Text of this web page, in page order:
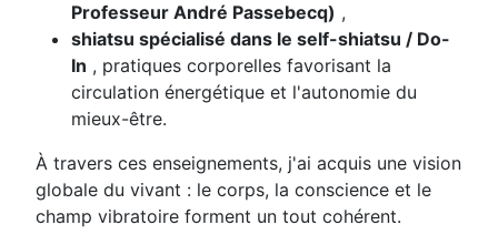
Professeur André Passebecq) ,
shiatsu spécialisé dans le self-shiatsu / Do-
In , pratiques corporelles favorisant la
circulation énergétique et l'autonomie du
mieux-être.
À travers ces enseignements, j'ai acquis une vision
globale du vivant : le corps, la conscience et le
champ vibratoire forment un tout cohérent.